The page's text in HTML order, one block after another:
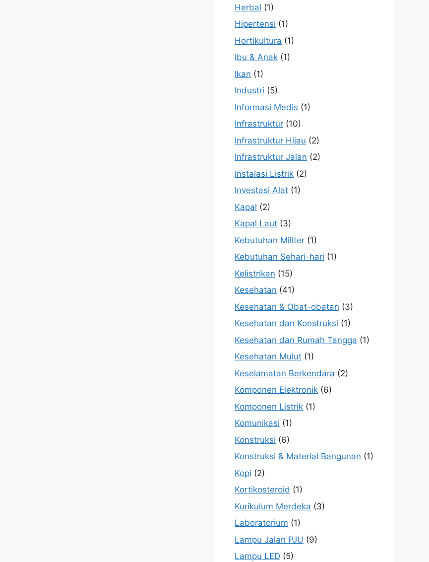
Herbal (1)
Hipertensi (1)
Hortikultura (1)
Ibu & Anak (1)
Ikan (1)
Industri (5)
Informasi Medis (1)
Infrastruktur (10)
Infrastruktur Hijau (2)
Infrastruktur Jalan (2)
Instalasi Listrik (2)
Investasi Alat (1)
Kapal (2)
Kapal Laut (3)
Kebutuhan Militer (1)
Kebutuhan Sehari-hari (1)
Kelistrikan (15)
Kesehatan (41)
Kesehatan & Obat-obatan (3)
Kesehatan dan Konstruksi (1)
Kesehatan dan Rumah Tangga (1)
Kesehatan Mulut (1)
Keselamatan Berkendara (2)
Komponen Elektronik (6)
Komponen Listrik (1)
Komunikasi (1)
Konstruksi (6)
Konstruksi & Material Bangunan (1)
Kopi (2)
Kortikosteroid (1)
Kurikulum Merdeka (3)
Laboratorium (1)
Lampu Jalan PJU (9)
Lampu LED (5)